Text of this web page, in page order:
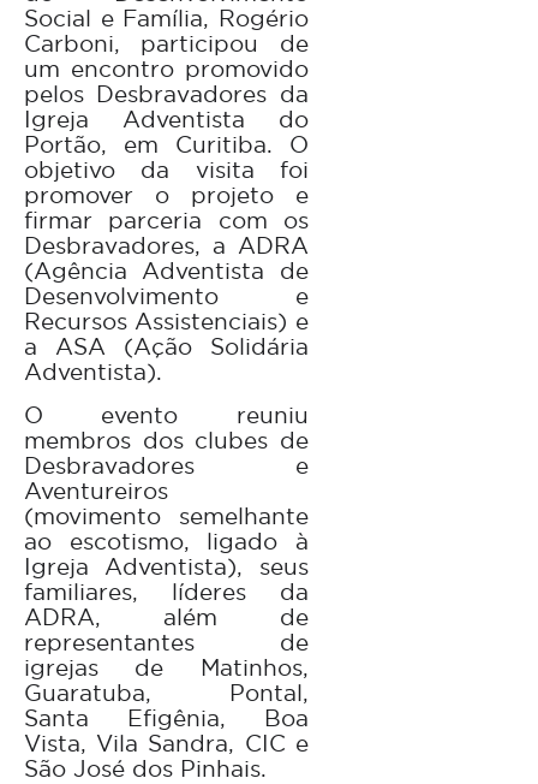
Social e Família, Rogério
Carboni, participou de
um encontro promovido
pelos Desbravadores da
Igreja Adventista do
Portão, em Curitiba. O
objetivo da visita foi
promover o projeto e
firmar parceria com os
Desbravadores, a ADRA
(Agência Adventista de
Desenvolvimento e
Recursos Assistenciais) e
a ASA (Ação Solidária
Adventista).
O evento reuniu
membros dos clubes de
Desbravadores e
Aventureiros
(movimento semelhante
ao escotismo, ligado à
Igreja Adventista), seus
familiares, líderes da
ADRA, além de
representantes de
igrejas de Matinhos,
Guaratuba, Pontal,
Santa Efigênia, Boa
Vista, Vila Sandra, CIC e
São José dos Pinhais.